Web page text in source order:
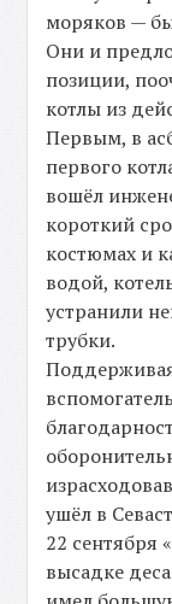
моряков —
Они и
позиции,
котлы из
Первым, в
первого
вошёл
короткий
костюмах и
водой,
устранили
трубки.
ушёл в
22 сентября
высадке